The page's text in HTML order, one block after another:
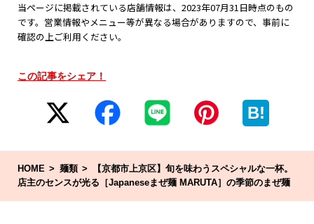
当ページに掲載されている店舗情報は、2023年07月31日時点のもの
です。営業情報やメニュー等が異なる場合がありますので、事前に
確認の上ご利用ください。
この記事をシェア！
B!
HOME 麺類
【京都市上京区】旬を味わうスペシャルな一杯。
店主のセンスが光る［Japaneseまぜ麺 MARUTA］の季節のまぜ麺